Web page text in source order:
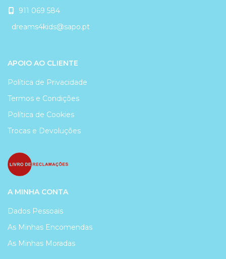
911 069 584
dreams4kids@sapo.pt
APOIO AO CLIENTE
Política de Privacidade
Termos e Condições
Política de Cookies
Trocas e Devoluções
A MINHA CONTA
Dados Pessoais
As Minhas Encomendas
As Minhas Moradas